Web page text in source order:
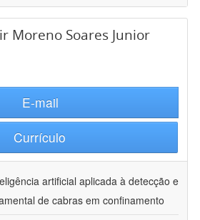
Moreno Soares Junior
E-mail
Currículo
artificial aplicada à detecção e
de cabras em confinamento